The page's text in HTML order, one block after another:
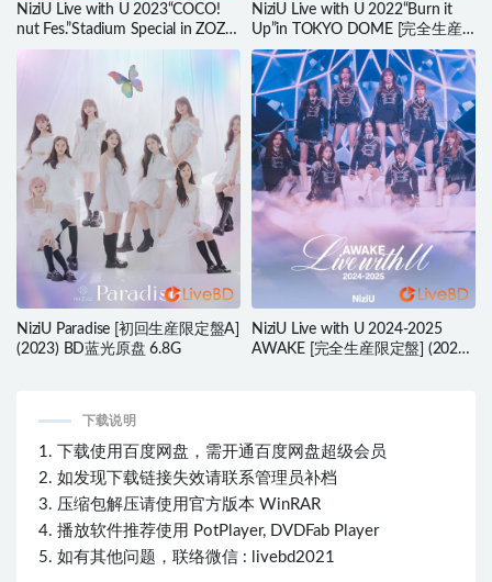
NiziU Live with U 2023“COCO!
nut Fes.”Stadium Special in ZOZO
Marine Stadium [完全生産限定盤]
(2BD) (2024) BD蓝光原盘 90.8G
NiziU Live with U 2022“Burn it
Up”in TOKYO DOME [完全生産
限定盤] (2BD) (2023) BD蓝光原
盘 80.1G
NiziU Paradise [初回生産限定盤A]
(2023) BD蓝光原盘 6.8G
NiziU Live with U 2024-2025
AWAKE [完全生産限定盤] (2025)
下载说明
1. 下载使用百度网盘，需开通百度网盘超级会员
2. 如发现下载链接失效请联系管理员补档
3. 压缩包解压请使用官方版本 WinRAR
4. 播放软件推荐使用 PotPlayer, DVDFab Player
5. 如有其他问题，联络微信 : livebd2021